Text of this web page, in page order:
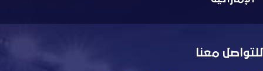
للتواصل معنا